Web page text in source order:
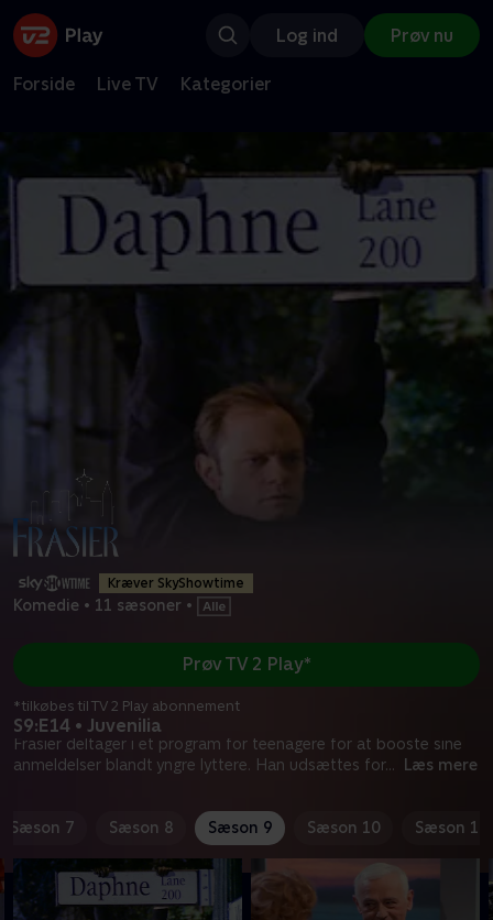
Log ind Prøv nu
Forside Live TV Kategorier
Kræver SkyShowtime
Komedie • 11 sæsoner •
S9:E14 • Juvenilia
Frasier deltager i et program for teenagere for at booste sine
anmeldelser blandt yngre lyttere. Han udsættes for... Læs mere
Prøv TV 2 Play*
*tilkøbes til TV 2 Play abonnement
Sæson 7 Sæson 8 Sæson 9 Sæson 10 Sæson 11